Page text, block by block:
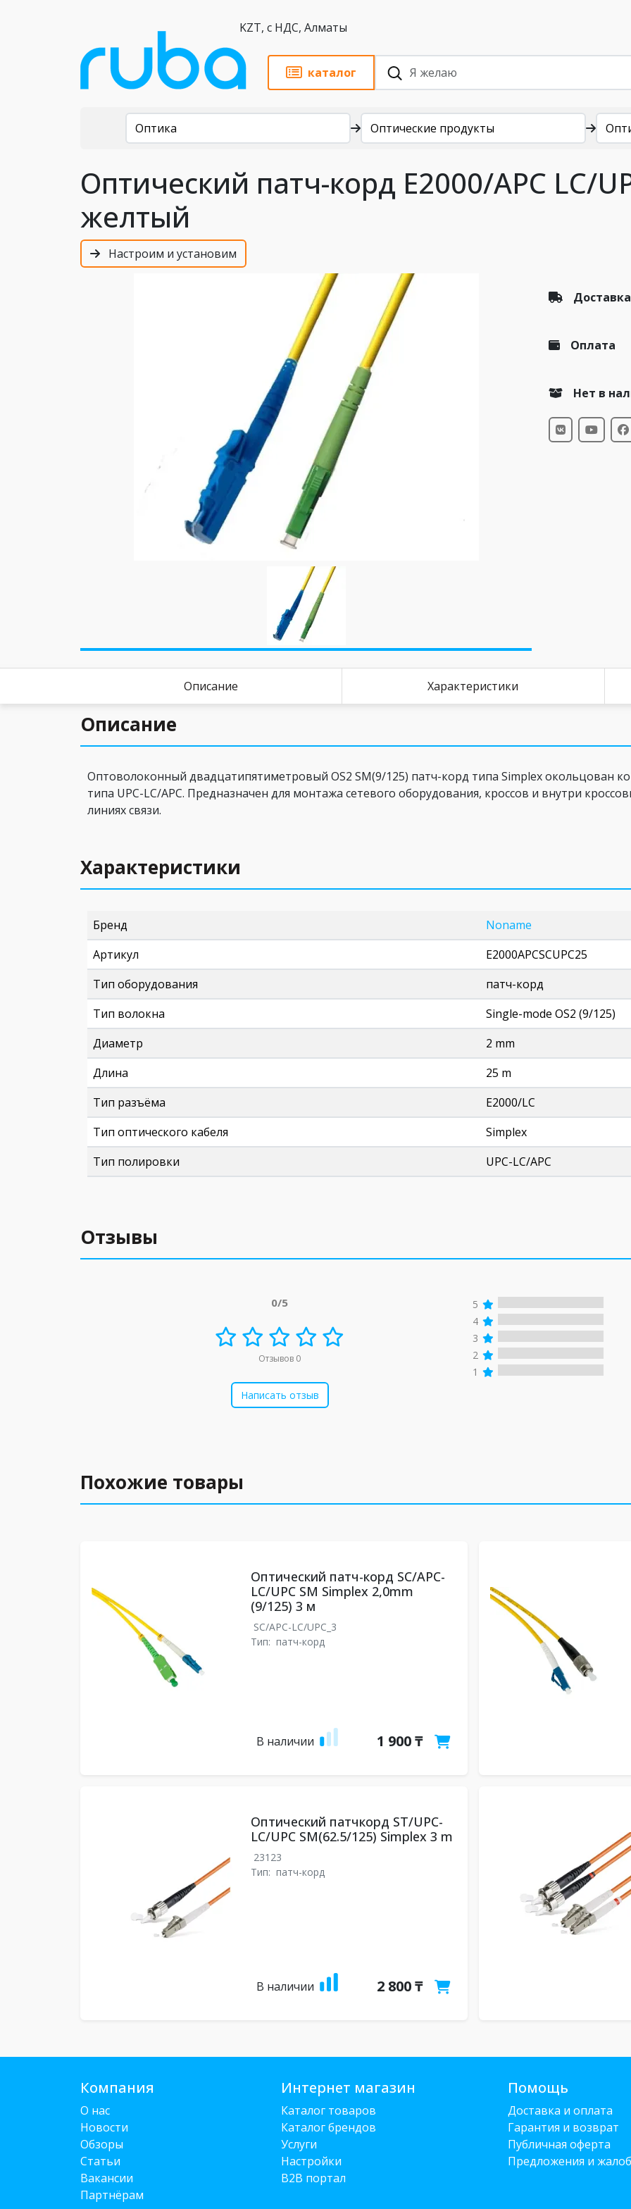
KZT, с НДС, Алматы
каталог
Каталог
Оптика Оптические продукты
Оптический патч-корд E2000/APC LC/
желтый
Настроим и установим
Доставка
Оплата
Нет в
Описание Характеристики
Описание
Оптоволоконный двадцатипятиметровый OS2 SM(9/125) патч-корд типа Simplex окольцован
типа UPC-LC/APC. Предназначен для монтажа сетевого оборудования, кроссов и внутри
линиях связи.
Характеристики
Бренд
Noname
Артикул
E2000APCSCUPC25
Тип оборудования
патч-корд
Тип волокна
Single-mode OS2 (9/125)
Диаметр
2 mm
Длина
25 m
Тип разъёма
E2000/LC
Тип оптического кабеля
Simplex
Тип полировки
UPC-LC/APC
Отзывы
0/5
Отзывов 0
Написать отзыв
5
4
3
2
1
Похожие товары
Оптический патч-корд SC/APC-
LC/UPC SM Simplex 2,0mm
(9/125) 3 м
SC/APC-LC/UPC_3
Тип: патч-корд
В наличии 1 900 ₸
Оптический патчкорд ST/UPC-
LC/UPC SM(62.5/125) Simplex 3 m
23123
Тип: патч-корд
В наличии 2 800 ₸
Компания
О нас
Новости
Обзоры
Статьи
Вакансии
Партнёрам
Интернет магазин
Каталог товаров
Каталог брендов
Услуги
Настройки
B2B портал
Помощь
Доставка и оплата
Гарантия и возврат
Публичная оферта
Предложения и